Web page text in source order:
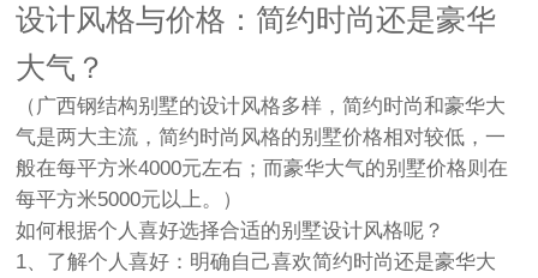
设计风格与价格：简约时尚还是豪华
大气？
（广西钢结构别墅的设计风格多样，简约时尚和豪华大
气是两大主流，简约时尚风格的别墅价格相对较低，一
般在每平方米4000元左右；而豪华大气的别墅价格则在
每平方米5000元以上。）
如何根据个人喜好选择合适的别墅设计风格呢？
1、了解个人喜好：明确自己喜欢简约时尚还是豪华大